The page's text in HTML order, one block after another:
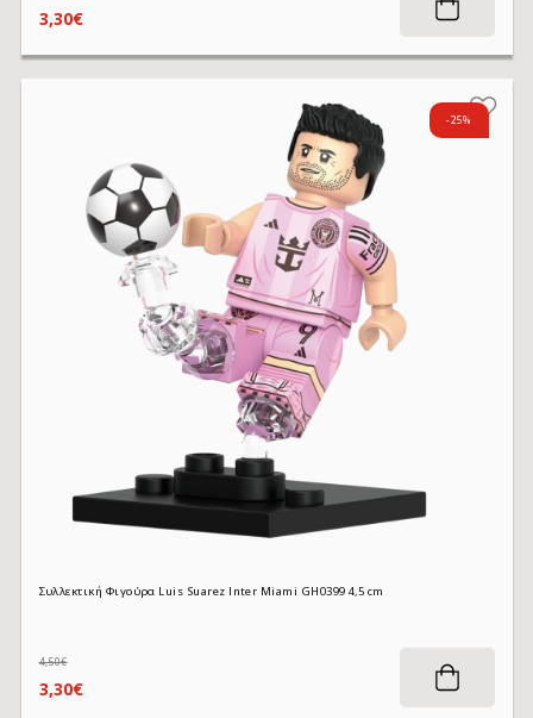
3,30€
-25%
Συλλεκτική Φιγούρα Luis Suarez Inter Miami GH0399 4,5 cm
3,30€
4,50€